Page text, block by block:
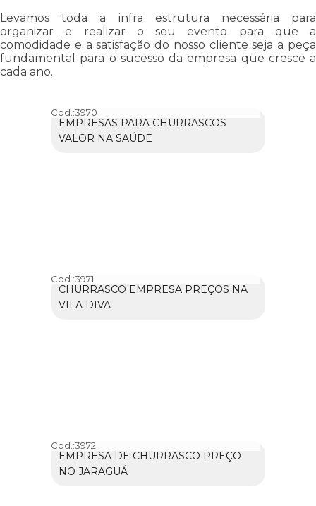
Levamos toda a infra estrutura necessária para
organizar e realizar o seu evento para que a
comodidade e a satisfação do nosso cliente seja a peça
fundamental para o sucesso da empresa que cresce a
cada ano.
Cod.:3970
EMPRESAS PARA CHURRASCOS
VALOR NA SAÚDE
Cod.:3971
CHURRASCO EMPRESA PREÇOS NA
VILA DIVA
Cod.:3972
EMPRESA DE CHURRASCO PREÇO
NO JARAGUÁ